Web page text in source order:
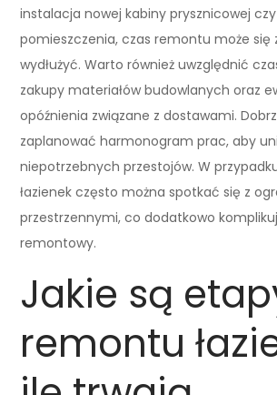
instalacja nowej kabiny prysznicowej
pomieszczenia, czas remontu może się
wydłużyć. Warto również uwzględnić
zakupy materiałów budowlanych oraz
opóźnienia związane z dostawami.
zaplanować harmonogram prac, aby
niepotrzebnych przestojów. W
łazienek często można spotkać się z
przestrzennymi, co dodatkowo
remontowy.
Jakie są
remontu